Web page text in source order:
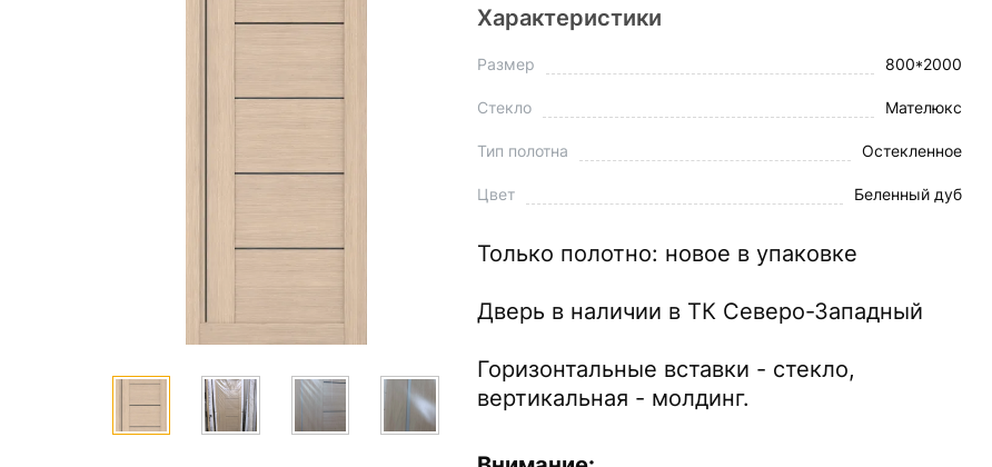
Характеристики
Размер 800*2000
Стекло Мателюкс
Тип полотна Остекленное
Цвет Беленный дуб
Только полотно: новое в упаковке
Дверь в наличии в ТК Северо-Западный
Горизонтальные вставки - стекло,
вертикальная - молдинг.